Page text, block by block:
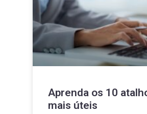
Aprenda os 10
mais úteis